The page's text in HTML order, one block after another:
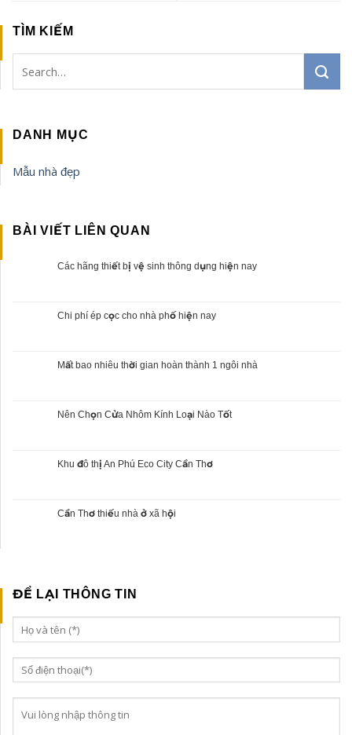
TÌM KIẾM
DANH MỤC
Mẫu nhà đẹp
BÀI VIẾT LIÊN QUAN
Các hãng thiết bị vệ sinh thông dụng hiện nay
Chi phí ép cọc cho nhà phố hiện nay
Mất bao nhiêu thời gian hoàn thành 1 ngôi nhà
Nên Chọn Cửa Nhôm Kính Loại Nào Tốt
Khu đô thị An Phú Eco City Cần Thơ
Cần Thơ thiếu nhà ở xã hội
ĐỂ LẠI THÔNG TIN